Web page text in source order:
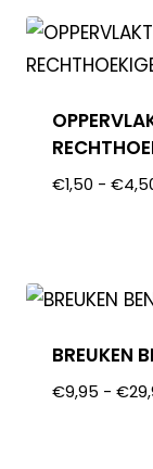
€1,50 - €
BREUKEN
€9,95 - €